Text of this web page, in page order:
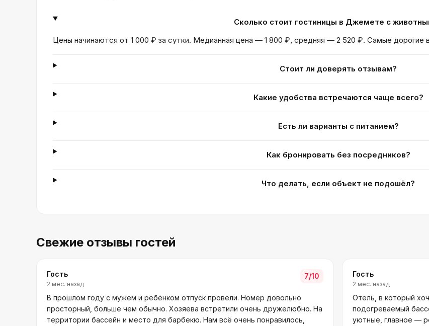
Сколько стоит гостиницы в Джемете с
Цены начинаются от 1 000 ₽ за сутки. Медианная цена — 1 800 ₽, средняя — 2 520 ₽. Самые
Стоит ли доверять отзывам?
Какие удобства встречаются чаще всего?
Есть ли варианты с питанием?
Как бронировать без посредников?
Что делать, если объект не подошёл?
Свежие отзывы гостей
Гость
2 мес. назад
7/10
В прошлом году с мужем и ребёнком отпуск провели. Номер довольно
просторный, больше чем обычно. Хозяева встретили очень дружелюбно. На
территории бассейн и место для барбекю. Нам всё очень понравилось,
Гость
2 мес. назад
Отель, в который
подогреваемый
уютные, главное —